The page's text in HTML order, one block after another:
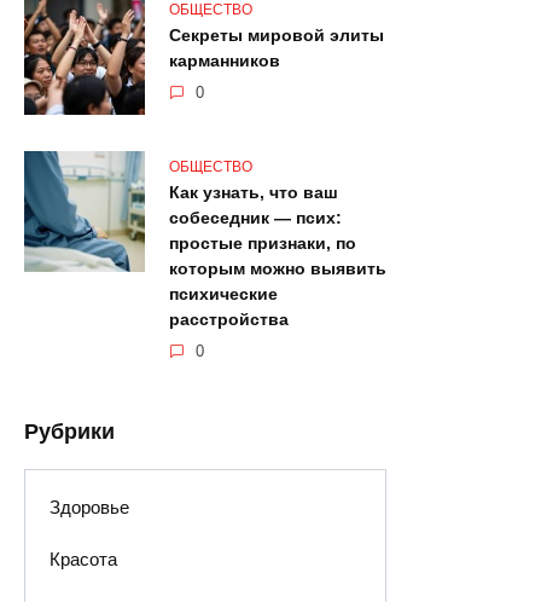
ОБЩЕСТВО
Секреты мировой элиты
карманников
0
ОБЩЕСТВО
Как узнать, что ваш
собеседник — псих:
простые признаки, по
которым можно выявить
психические
расстройства
0
Рубрики
Здоровье
Красота